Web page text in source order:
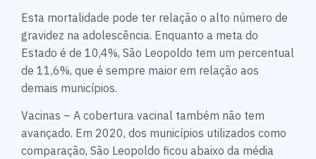
Esta mortalidade pode ter relação o alto número de
gravidez na adolescência. Enquanto a meta do
Estado é de 10,4%, São Leopoldo tem um percentual
de 11,6%, que é sempre maior em relação aos
demais municípios.
Vacinas – A cobertura vacinal também não tem
avançado. Em 2020, dos municípios utilizados como
comparação, São Leopoldo ficou abaixo da média